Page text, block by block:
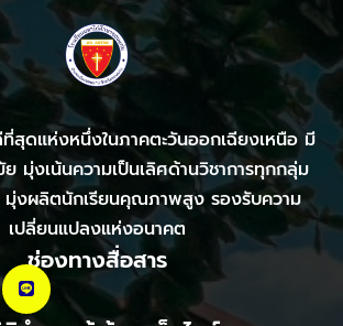
ที่สุดแห่งหนึ่งในภาคตะวันออกเฉียงเหนือ มี
มุ่งเน้นความเป็นเลิศด้านวิชาการทุกกลุ่ม
มุ่งผลิตนักเรียนคุณภาพสูง รองรับความ
เปลี่ยนแปลงแห่งอนาคต
ช่องทางสื่อสาร